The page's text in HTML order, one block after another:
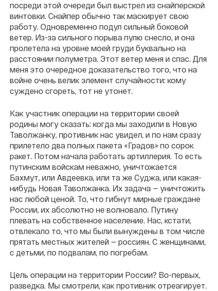
посреди этой очереди был выстрел из снайперской
винтовки. Снайпер обычно так маскирует свою
работу. Одновременно подул сильный боковой
ветер. Из-за сильного порыва пулю снесло, и она
пролетела на уровне моей груди буквально на
расстоянии полуметра. Этот ветер меня и спас. Для
меня это очередное доказательство того, что на
войне очень велик элемент случайности: кому
суждено сгореть, тот не утонет.
Как участник операции на территории своей
родины могу сказать: когда мы заходили в Новую
Таволжанку, противник нас увидел, и по нам сразу
прилетело два полных пакета «Градов» по сорок
ракет. Потом начала работать артиллерия. То есть
путинским войскам неважно, уничтожается
Бахмут, или Авдеевка, или та же Суджа, или какая-
нибудь Новая Таволжанка. Их задача — уничтожить
нас любой ценой. То, что гибнут мирные граждане
России, их абсолютно не волновало. Путину
плевать на собственное население. Нас, кстати,
отвлекало то, что мы были вынуждены в том числе
прятать местных жителей — россиян. С женщинами,
с детьми, по подвалам, по погребам.
Цель операции на территории России? Во-первых,
разведка. Мы смотрели, как противник отреагирует.